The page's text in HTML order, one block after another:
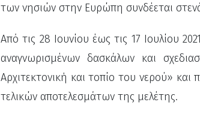
των νησιών στην Ευρώπη συνδέεται
Από τις 28 Ιουνίου έως τις 17 Ιουλίου
αναγνωρισμένων δασκάλων και
Αρχιτεκτονική και τοπίο του νερού»
τελικών αποτελεσμάτων της μελέτης.